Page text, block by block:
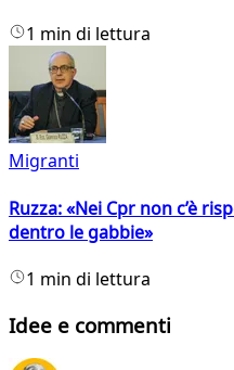
1 min di lettura
Migranti
Ruzza: «Nei Cpr non c’è
dentro le gabbie»
1 min di lettura
Idee e commenti